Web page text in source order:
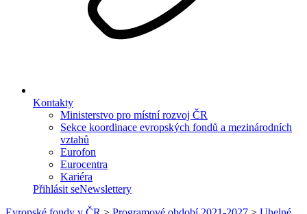
Kontakty
Ministerstvo pro místní rozvoj ČR
Sekce koordinace evropských fondů a mezinárodních
vztahů
Eurofon
Eurocentra
Kariéra
Přihlásit seNewslettery